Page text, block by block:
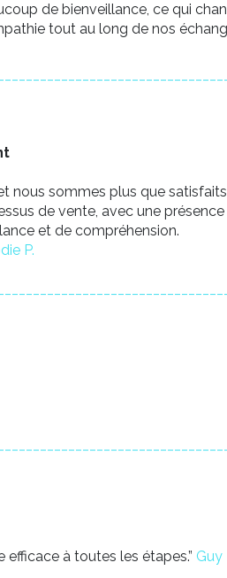
de bienveillance, ce qui
tout au long de nos
nous sommes plus que
de vente, avec une
et de compréhension.
P.
à toutes les étapes.” Guy